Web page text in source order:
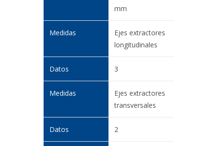
mm
Ejes extractores
longitudinales
3
Ejes extractores
transversales
2